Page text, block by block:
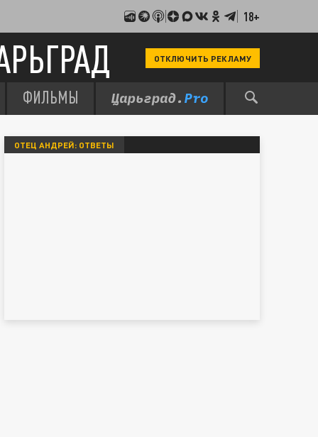
18+
ОТКЛЮЧИТЬ РЕКЛАМУ
ФИЛЬМЫ
ОТЕЦ АНДРЕЙ: ОТВЕТЫ